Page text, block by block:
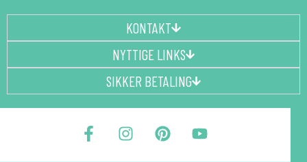
KONTAKT
NYTTIGE LINKS
SIKKER BETALING
a
c
n
s
i
n
o